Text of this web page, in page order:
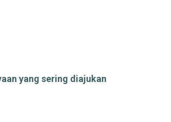
yang sering diajukan